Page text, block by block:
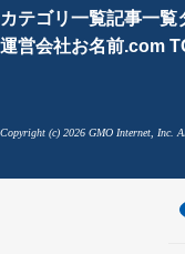
カテゴリ一覧記事一覧
運営会社お名前.com
Copyright (c) 2026 GMO Internet, Inc.